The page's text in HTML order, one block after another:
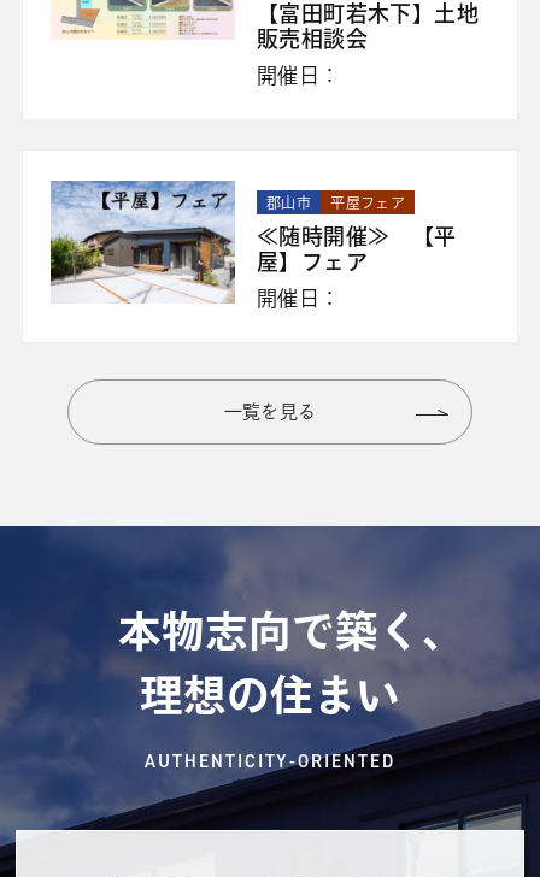
【富田町若木下】土地
販売相談会
開催日：
郡山市 平屋フェア
≪随時開催≫ 【平
屋】フェア
開催日：
一覧を見る
本物志向で築く、
理想の住まい
AUTHENTICITY-ORIENTED